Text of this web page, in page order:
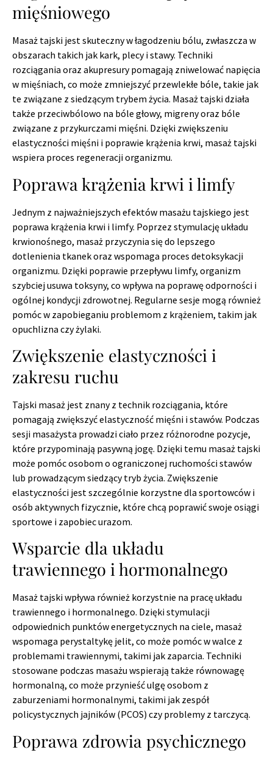
mięśniowego
Masaż tajski jest skuteczny w łagodzeniu bólu, zwłaszcza w
obszarach takich jak kark, plecy i stawy. Techniki
rozciągania oraz akupresury pomagają zniwelować napięcia
w mięśniach, co może zmniejszyć przewlekłe bóle, takie jak
te związane z siedzącym trybem życia. Masaż tajski działa
także przeciwbólowo na bóle głowy, migreny oraz bóle
związane z przykurczami mięśni. Dzięki zwiększeniu
elastyczności mięśni i poprawie krążenia krwi, masaż tajski
wspiera proces regeneracji organizmu.
Poprawa krążenia krwi i limfy
Jednym z najważniejszych efektów masażu tajskiego jest
poprawa krążenia krwi i limfy. Poprzez stymulację układu
krwionośnego, masaż przyczynia się do lepszego
dotlenienia tkanek oraz wspomaga proces detoksykacji
organizmu. Dzięki poprawie przepływu limfy, organizm
szybciej usuwa toksyny, co wpływa na poprawę odporności i
ogólnej kondycji zdrowotnej. Regularne sesje mogą również
pomóc w zapobieganiu problemom z krążeniem, takim jak
opuchlizna czy żylaki.
Zwiększenie elastyczności i
zakresu ruchu
Tajski masaż jest znany z technik rozciągania, które
pomagają zwiększyć elastyczność mięśni i stawów. Podczas
sesji masażysta prowadzi ciało przez różnorodne pozycje,
które przypominają pasywną jogę. Dzięki temu masaż tajski
może pomóc osobom o ograniczonej ruchomości stawów
lub prowadzącym siedzący tryb życia. Zwiększenie
elastyczności jest szczególnie korzystne dla sportowców i
osób aktywnych fizycznie, które chcą poprawić swoje osiągi
sportowe i zapobiec urazom.
Wsparcie dla układu
trawiennego i hormonalnego
Masaż tajski wpływa również korzystnie na pracę układu
trawiennego i hormonalnego. Dzięki stymulacji
odpowiednich punktów energetycznych na ciele, masaż
wspomaga perystaltykę jelit, co może pomóc w walce z
problemami trawiennymi, takimi jak zaparcia. Techniki
stosowane podczas masażu wspierają także równowagę
hormonalną, co może przynieść ulgę osobom z
zaburzeniami hormonalnymi, takimi jak zespół
policystycznych jajników (PCOS) czy problemy z tarczycą.
Poprawa zdrowia psychicznego